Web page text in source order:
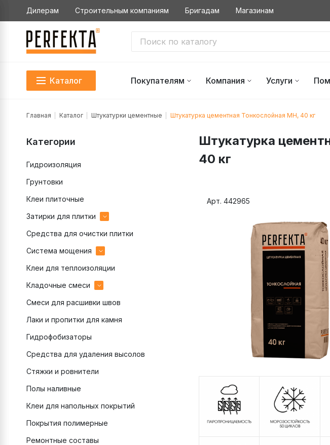
Дилерам Строительным компаниям Бригадам Магазинам
Каталог Покупателям Компания Услуги
Главная Каталог Штукатурки цементные Штукатурка цементная Тонкослойная МН, 40 кг
Категории
Гидроизоляция
Грунтовки
Клеи плиточные
Затирки для плитки
эпоксидные
цементные
Средства для очистки плитки
Система мощения
Затирки для брусчатки
Клеи для брусчатки
Подстилающий слой
Полимерный песок
Раствор для камня
Связующее для камня
Клеи для теплоизоляции
Кладочные смеси
цветные
монтажные
теплоизоляционные
Смеси для расшивки швов
Лаки и пропитки для камня
Гидрофобизаторы
Средства для удаления высолов
Стяжки и ровнители
Полы наливные
Клеи для напольных покрытий
Покрытия полимерные
Ремонтные составы
Штукатурка
40 кг
Арт. 442965